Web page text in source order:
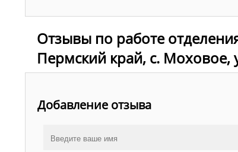
Отзывы по работе
Пермский край, с. Моховое,
Добавление отзыва